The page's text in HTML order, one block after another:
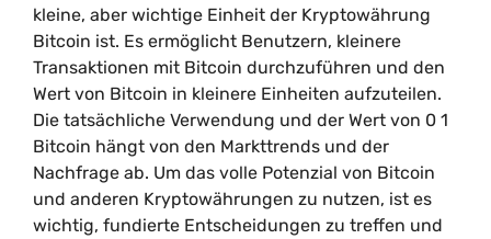
kleine, aber wichtige Einheit der Kryptowährung
Bitcoin ist. Es ermöglicht Benutzern, kleinere
Transaktionen mit Bitcoin durchzuführen und den
Wert von Bitcoin in kleinere Einheiten aufzuteilen.
Die tatsächliche Verwendung und der Wert von 0 1
Bitcoin hängt von den Markttrends und der
Nachfrage ab. Um das volle Potenzial von Bitcoin
und anderen Kryptowährungen zu nutzen, ist es
wichtig, fundierte Entscheidungen zu treffen und